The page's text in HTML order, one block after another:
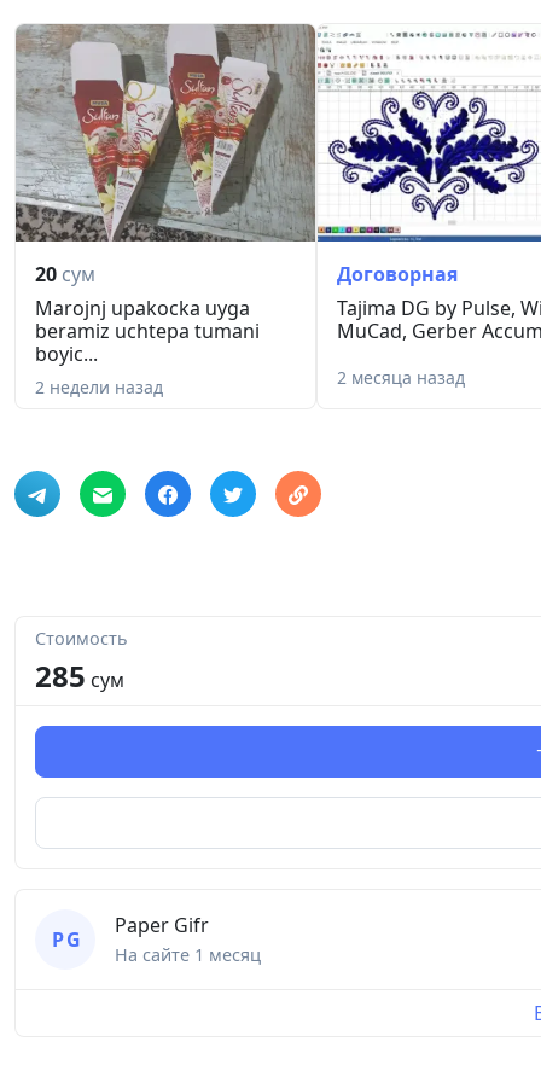
20 сум
Marojnj upakocka uyga
beramiz uchtepa tumani
boyic...
2 недели назад
Договорная
Tajima DG by Pulse,
MuCad, Gerber
2 месяца назад
Стоимость
285 сум
P G
Paper Gifr
На сайте 1 месяц